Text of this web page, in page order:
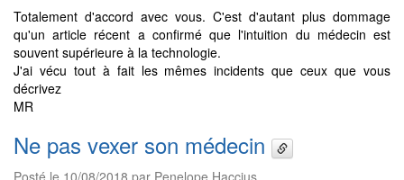
Totalement d'accord avec vous. C'est d'autant plus dommage
qu'un article récent a confirmé que l'intuition du médecin est
souvent supérieure à la technologie.
J'ai vécu tout à fait les mêmes incidents que ceux que vous
décrivez
MR
Ne pas vexer son médecin